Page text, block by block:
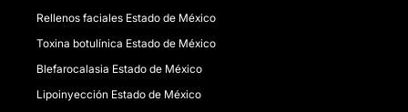
Rellenos faciales Estado de México
Toxina botulínica Estado de México
Blefarocalasia Estado de México
Lipoinyección Estado de México